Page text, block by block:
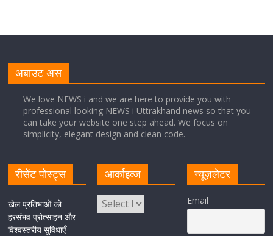
Cabinet Baithak: उत्तराखंड में श्रमिकों को हर महीने 7 तारीख
तक मिलेगी मजदूरी, ओवरटाइम पर मिलेगा दोगुना भुगतान
केंद्रीय रेल मंत्री ने मुख्यमंत्री के अनुरोध पर बनबसा रेलवे स्टेशन पर
अमृतसर–टनकपुर एक्सप्रेस के ठहराव को स्वीकृति
अबाउट अस
We love NEWS i and we are here to provide you with
professional looking NEWS i Uttrakhand news so that you
can take your website one step ahead. We focus on
simplicity, elegant design and clean code.
रीसेंट पोस्ट्स
खेल प्रतिभाओं को
हरसंभव प्रोत्साहन और
विश्वस्तरीय सुविधाएँ
आर्काइव्ज न्यूज़लेटर
Email